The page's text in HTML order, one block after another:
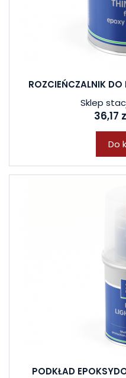
ROZCIEŃCZALNIK
Sklep
36,17
Do
PODKŁAD